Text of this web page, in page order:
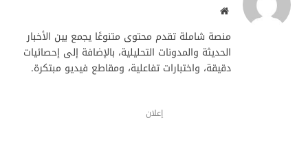
موقع
منصة شاملة تقدم محتوى متنوعًا يجمع بين الأخبار
الحديثة والمدونات التحليلية، بالإضافة إلى إحصائيات
دقيقة، واختبارات تفاعلية، ومقاطع فيديو مبتكرة.
إعلان